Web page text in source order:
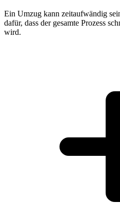
Ein Umzug kann zeitaufwändig
dafür, dass der gesamte Prozess
wird.